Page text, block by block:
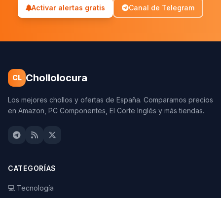
Activar alertas gratis Canal de Telegram
CL Chollolocura
Los mejores chollos y ofertas de España. Comparamos precios
en Amazon, PC Componentes, El Corte Inglés y más tiendas.
CATEGORÍAS
💻 Tecnología